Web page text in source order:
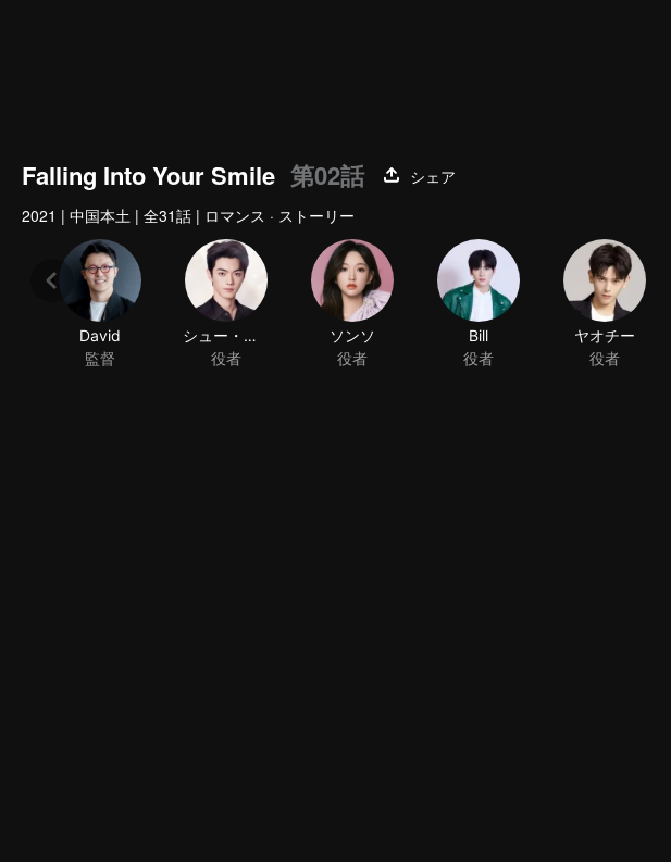
Falling Into Your Smile 第02話
シェア
2021 | 中国本土 | 全31話 | ロマンス · ストーリー
David
監督
シュー・カイ
役者
ソンソ
役者
Bill
役者
ヤオチー
役者